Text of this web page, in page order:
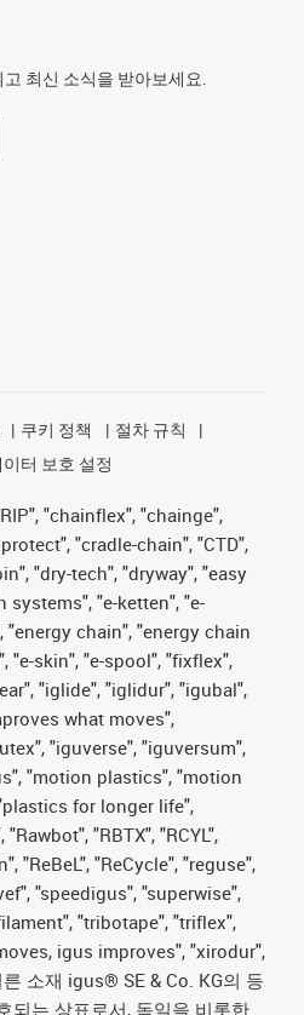
최신 소식을 받아보세요.
쿠키 정책
절차 규칙
터 보호 설정
"chainflex", "chainge",
"cradle-chain", "CTD",
"dry-tech", "dryway", "easy
systems", "e-ketten", "e-
"energy chain", "energy chain
"e-skin", "e-spool", "fixflex",
"iglide", "iglidur", "igubal",
what moves",
"iguverse", "iguversum",
"motion plastics", "motion
for longer life",
"RBTX", "RCYL",
"ReBeL", "ReCycle", "reguse",
"speedigus", "superwise",
"tribotape", "triflex",
igus improves", "xirodur",
소재 igus® SE & Co. KG의 등
되는 상표로서, 독일을 비롯한